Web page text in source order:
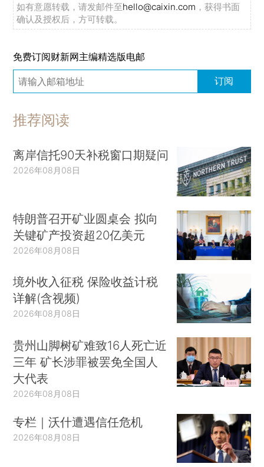
如有意愿转载，请发邮件至hello@caixin.com ，获得书面
确认及授权后，方可转载。
免费订阅财新网主编精选版电邮
订阅
推荐阅读
离岸信托90天补税窗口期疑问
2026年08月08日
特朗普召开矿业圆桌会 拟向
关键矿产投资超20亿美元
2026年08月08日
境外收入征税 保险收益计税
详解(含视频)
2026年08月08日
贵州山脚树矿难致16人死亡近
三年 矿长涉罪被罢免全国人
大代表
2026年08月08日
专栏｜沃什遭遇信任危机
2026年08月08日